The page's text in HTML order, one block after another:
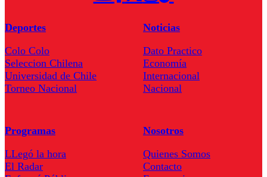
Deportes
Colo Colo
Seleccion Chilena
Universidad de Chile
Torneo Nacional
Noticias
Dato Practico
Economía
Internacional
Nacional
Programas
LLegó la hora
El Radar
Nosotros
Quienes Somos
Contacto